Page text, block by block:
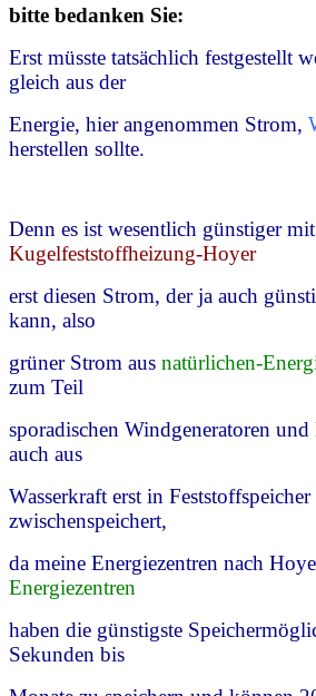
bitte bedanken Sie:
Erst müsste tatsächlich festgestellt
gleich aus der
Energie, hier angenommen Strom,
herstellen sollte.
Denn es ist wesentlich günstiger
Kugelfeststoffheizung-Hoyer
erst diesen Strom, der ja auch
kann, also
grüner Strom aus natürlichen-
zum Teil
sporadischen Windgeneratoren
auch aus
Wasserkraft erst in
zwischenspeichert,
da meine Energiezentren nach
Energiezentren
haben die günstigste
Sekunden bis